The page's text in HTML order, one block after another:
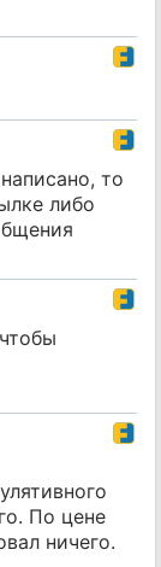
то
либо
По цене
ничего.